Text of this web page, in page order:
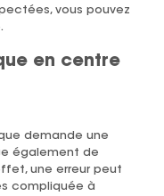
vous pouvez
en centre
demande une
également de
une erreur peut
compliquée à